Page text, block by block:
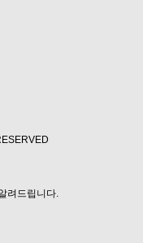
려드립니다.